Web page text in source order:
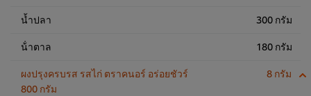
น้ำปลา 300 กรัม
น้ําตาล 180 กรัม
ผงปรุงครบรส รสไก่ ตราคนอร์ อร่อยชัวร์
800 กรัม
8 กรัม